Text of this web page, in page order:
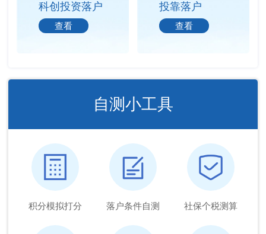
科创投资落户
查看
投靠落户
查看
自测小工具
积分模拟打分 落户条件自测 社保个税测算